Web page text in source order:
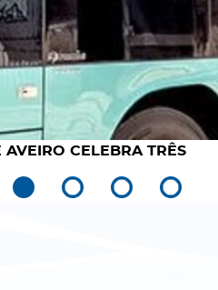
CELEBRA TRÊS